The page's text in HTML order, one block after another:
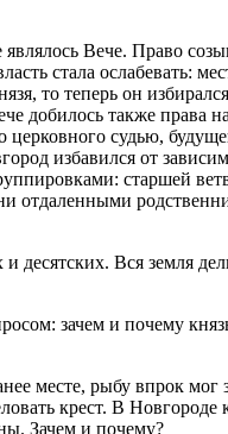
Вече. Право
стала ослабевать:
то теперь он
добилось также права
судью,
избавился от
старшей
отдаленными
десятских. Вся земля
зачем и почему
месте, рыбу впрок мог
крест. В Новгороде
Зачем и почему?